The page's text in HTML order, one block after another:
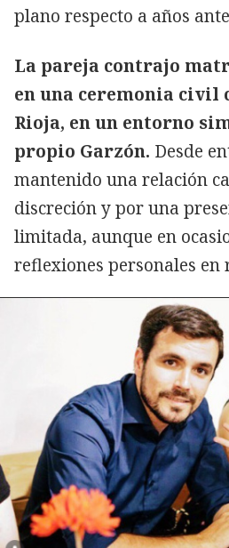
plano respecto a años
La pareja contrajo
en una ceremonia civil
Rioja, en un entorno
propio Garzón. Desde
mantenido una relación
discreción y por una
limitada, aunque en
reflexiones personales en